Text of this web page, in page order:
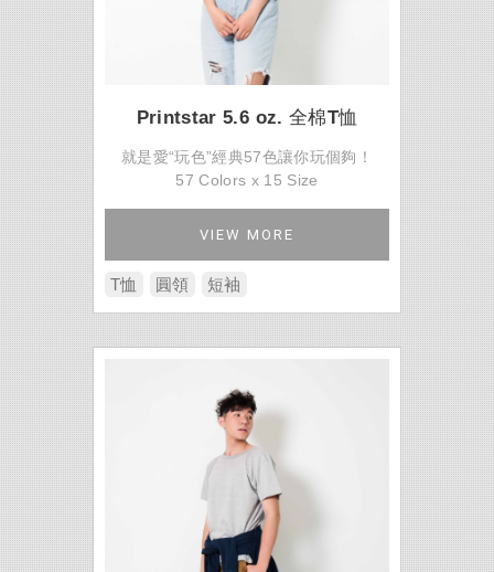
Printstar 5.6 oz. 全棉T恤
就是愛“玩色”經典57色讓你玩個夠！
57 Colors x 15 Size
VIEW MORE
T恤 圓領 短袖